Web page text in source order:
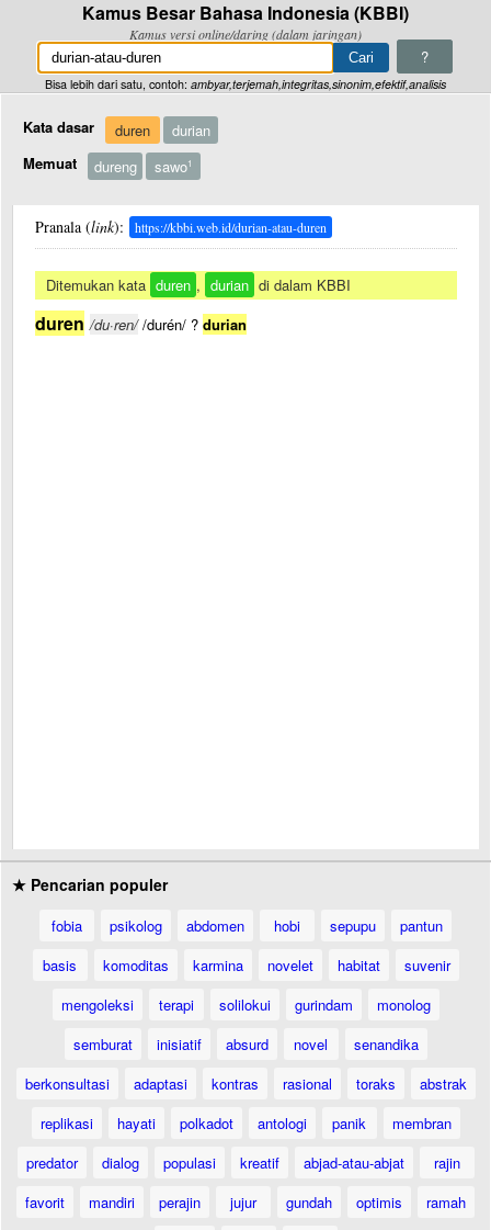
Kamus Besar Bahasa Indonesia (KBBI)
Kamus versi online/daring (dalam jaringan)
?
Bisa lebih dari satu, contoh: ambyar,terjemah,integritas,sinonim,efektif,analisis
Kata dasar duren
durian
Memuat
dureng sawo1
Pranala (link): https://kbbi.web.id/durian-atau-duren
Ditemukan kata duren , durian di dalam KBBI
duren /du·ren//durén/ ? durian
★ Pencarian populer
fobia psikolog abdomen hobi sepupu
pantun
basis
komoditas karmina novelet habitat
suvenir
mengoleksi
terapi solilokui gurindam
monolog
semburat
inisiatif absurd novel
senandika
berkonsultasi
adaptasi kontras rasional toraks
abstrak
replikasi
hayati polkadot antologi panik
membran
predator
dialog populasi kreatif abjad-atau-abjat
rajin
favorit
mandiri perajin jujur gundah optimis
ramah